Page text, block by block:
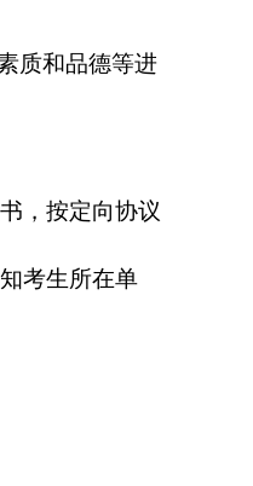
质和品德等进
，按定向协议
考生所在单